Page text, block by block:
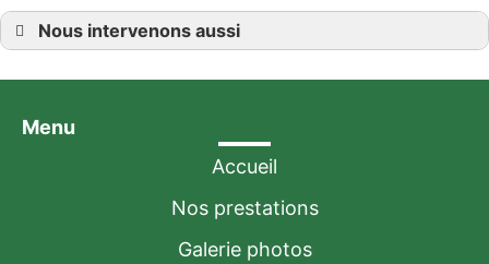
Nous intervenons aussi
Menuiserie sur mesure à Freyming-Merlebach
Menuiserie sur mesure à Hombourg-Haut
Menuiserie sur mesure à Saint-Avold
Menuiserie sur mesure à Sarralbe
Menuiserie sur mesure à Sarreguemines
Menu
Accueil
Nos prestations
Galerie photos